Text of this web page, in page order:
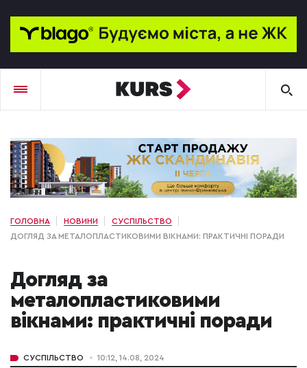
ГОЛОВНА НОВИНИ
СУСПІЛЬСТВО
ДОГЛЯД ЗА МЕТАЛОПЛАСТИКОВИМИ ВІКНАМИ: ПРАКТИЧНІ ПОРАДИ
Догляд за
металопластиковими
вікнами: практичні поради
СУСПІЛЬСТВО 10:12, 14.08, 2024